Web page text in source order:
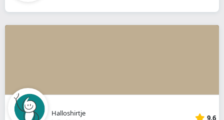
Halloshirtje
9,6